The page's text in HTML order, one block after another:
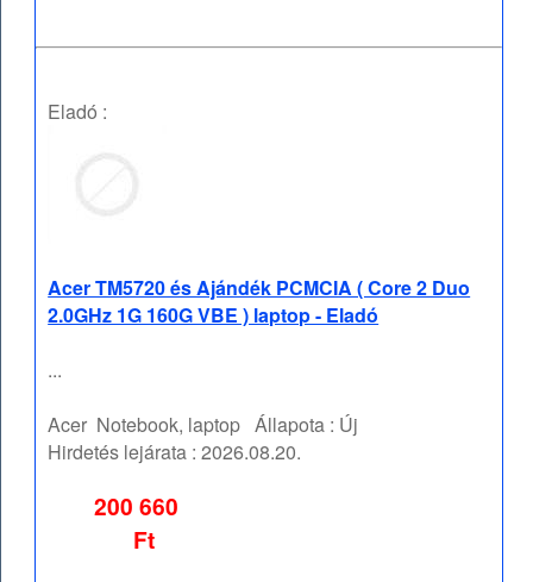
Eladó :
Acer TM5720 és Ajándék PCMCIA ( Core 2 Duo
2.0GHz 1G 160G VBE ) laptop - Eladó
...
Acer Notebook, laptop Állapota : Új
Hirdetés lejárata :2026.08.20.
200 660
Ft